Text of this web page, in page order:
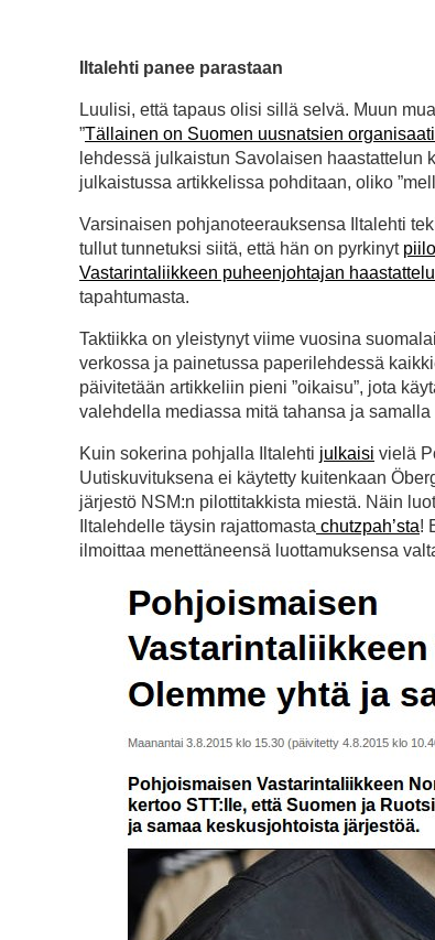
Iltalehti panee parastaan
Luulisi, että tapaus olisi sillä selvä. Muun
”Tällainen on Suomen uusnatsien
lehdessä julkaistun Savolaisen haastattelun
julkaistussa artikkelissa pohditaan, oliko
Varsinaisen pohjanoteerauksensa Iltalehti
tullut tunnetuksi siitä, että hän on pyrkinyt
Vastarintaliikkeen puheenjohtajan
tapahtumasta.
Taktiikka on yleistynyt viime vuosina
verkossa ja painetussa paperilehdessä
päivitetään artikkeliin pieni ”oikaisu”, jota
valehdella mediassa mitä tahansa ja
Kuin sokerina pohjalla Iltalehti julkaisi vielä
Uutiskuvituksena ei käytetty kuitenkaan
järjestö NSM:n pilottitakkista miestä. Näin
Iltalehdelle täysin rajattomasta chutzpah’sta!
ilmoittaa menettäneensä luottamuksensa